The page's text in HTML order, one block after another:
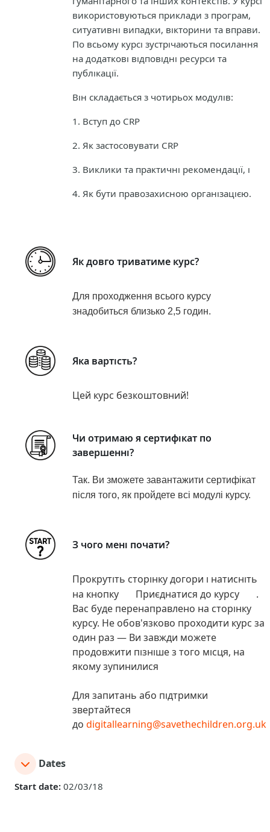
використовуються приклади з програм,
ситуативні випадки, вікторини та вправи.
По всьому курсі зустрічаються посилання
на додаткові відповідні ресурси та
публікації.
Він складається з чотирьох модулів:
1. Вступ до CRP
2. Як застосовувати CRP
3. Виклики та практичні рекомендації, і
4. Як бути правозахисною організацією.
Як довго триватиме курс?
Для проходження всього курсу
знадобиться близько 2,5 годин.
Яка вартість?
Цей курс безкоштовний!
Чи отримаю я сертифікат по
завершенні?
Так. Ви зможете завантажити сертифікат
після того, як пройдете всі модулі курсу.
З чого мені почати?
Прокрутіть сторінку догори і натисніть
на кнопку Приєднатися до курсу .
Вас буде перенаправлено на сторінку
курсу. Не обов'язково проходити курс за
один раз — Ви завжди можете
продовжити пізніше з того місця, на
якому зупинилися
Для запитань або підтримки
звертайтеся
до digitallearning@savethechildren.org.uk
Dates
Start date: 02/03/18